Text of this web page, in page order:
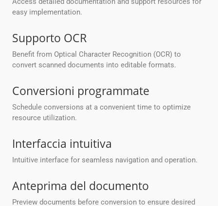
easy implementation.
Supporto OCR
Benefit from Optical Character Recognition (OCR) to
convert scanned documents into editable formats.
Conversioni programmate
Schedule conversions at a convenient time to optimize
resource utilization.
Interfaccia intuitiva
Intuitive interface for seamless navigation and operation.
Anteprima del documento
Preview documents before conversion to ensure desired